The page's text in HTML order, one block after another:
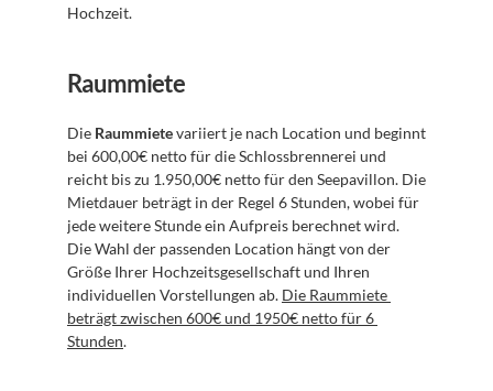
Hochzeit.
Raummiete
Die Raummiete variiert je nach Location und beginnt
bei 600,00€ netto für die Schlossbrennerei und
reicht bis zu 1.950,00€ netto für den Seepavillon. Die
Mietdauer beträgt in der Regel 6 Stunden, wobei für
jede weitere Stunde ein Aufpreis berechnet wird.
Die Wahl der passenden Location hängt von der
Größe Ihrer Hochzeitsgesellschaft und Ihren
individuellen Vorstellungen ab. Die Raummiete
beträgt zwischen 600€ und 1950€ netto für 6
Stunden.